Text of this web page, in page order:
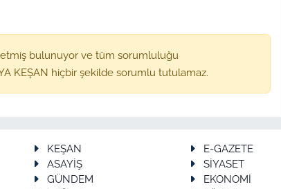
bulunuyor ve tüm sorumluluğu
KEŞAN hiçbir şekilde sorumlu tutulamaz.
KEŞAN
E-GAZETE
ASAYİŞ
SİYASET
GÜNDEM
EKONOMİ